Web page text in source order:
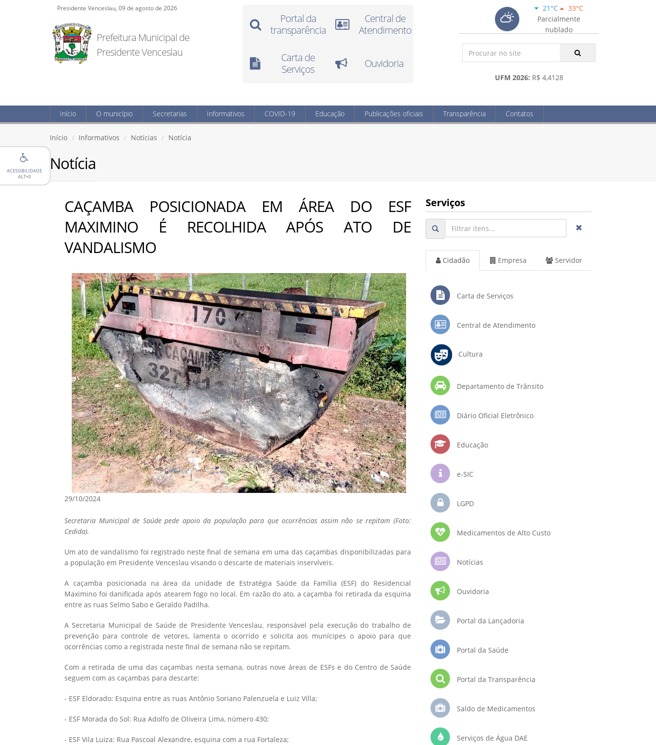
ACESSIBILIDADE
ALT+0
Presidente Venceslau, 09 de agosto de 2026
Prefeitura Municipal de
Presidente Venceslau
Portal da
transparência
Central de
Atendimento
Carta de
Serviços
Ouvidoria
21°C
33°C
Parcialmente
nublado
UFM 2026: R$ 4,4128
Início O município Secretarias Informativos COVID-19 Educação Publicações oficiais Transparência Contatos
Início Informativos Notícias Notícia
Notícia
CAÇAMBA POSICIONADA EM ÁREA DO ESF
MAXIMINO É RECOLHIDA APÓS ATO DE
VANDALISMO
29/10/2024
Secretaria Municipal de Saúde pede apoio da população para que ocorrências assim não se repitam (Foto:
Cedida).
Um ato de vandalismo foi registrado neste final de semana em uma das caçambas disponibilizadas para
a população em Presidente Venceslau visando o descarte de materiais inservíveis.
A caçamba posicionada na área da unidade de Estratégia Saúde da Família (ESF) do Residencial
Maximino foi danificada após atearem fogo no local. Em razão do ato, a caçamba foi retirada da esquina
entre as ruas Selmo Sabo e Geraldo Padilha.
A Secretaria Municipal de Saúde de Presidente Venceslau, responsável pela execução do trabalho de
prevenção para controle de vetores, lamenta o ocorrido e solicita aos munícipes o apoio para que
ocorrências como a registrada neste final de semana não se repitam.
Com a retirada de uma das caçambas nesta semana, outras nove áreas de ESFs e do Centro de Saúde
seguem com as caçambas para descarte:
- ESF Eldorado: Esquina entre as ruas Antônio Soriano Palenzuela e Luiz Villa;
- ESF Morada do Sol: Rua Adolfo de Oliveira Lima, número 430;
- ESF Vila Luiza: Rua Pascoal Alexandre, esquina com a rua Fortaleza;
Serviços
Cidadão Empresa Servidor
Carta de Serviços
Central de Atendimento
Cultura
Departamento de Trânsito
Diário Oficial Eletrônico
Educação
e-SIC
LGPD
Medicamentos de Alto Custo
Notícias
Ouvidoria
Portal da Lançadoria
Portal da Saúde
Portal da Transparência
Saldo de Medicamentos
Serviços de Água DAE